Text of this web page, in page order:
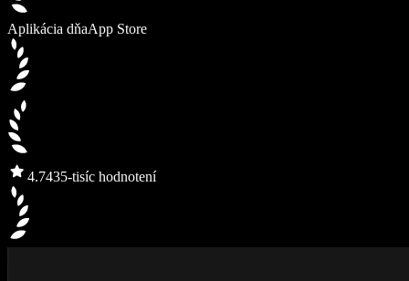
Aplikácia dňaApp Store
4.7435-tisíc hodnotení